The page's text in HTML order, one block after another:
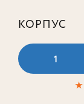
КОРПУС
1
★